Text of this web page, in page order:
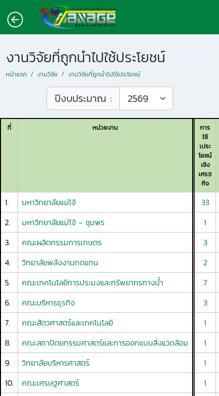
งานวิจัยที่ถูกนำไปใช้ประโยชน์
หน้าแรก งานวิจัย งานวิจัยที่ถูกนำไปใช้ประโยชน์
ปีงบประมาณ :
ที่ หน่วยงาน
การ
ใช้
เประ
โยชน์
เชิง
เศรฐ
กิจ
1. มหาวิทยาลัยแม่โจ้
33
2.
มหาวิทยาลัยแม่โจ้ - ชุมพร
1
3.
คณะผลิตกรรมการเกษตร
3
4.
วิทยาลัยพลังงานทดแทน
2
5.
คณะเทคโนโลยีการประมงและทรัพยากรทางน้ำ
7
6.
คณะบริหารธุรกิจ
3
7.
คณะสัตวศาสตร์และเทคโนโลยี
1
8.
คณะสถาปัตยกรรมศาสตร์และการออกแบบสิ่งแวดล้อม
1
9.
วิทยาลัยบริหารศาสตร์
1
10.
คณะเศรษฐศาสตร์
1